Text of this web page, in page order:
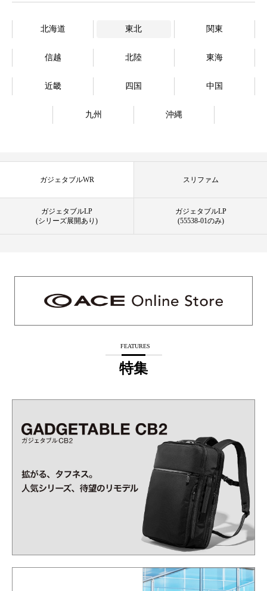
北海道 東北 関東
信越 北陸 東海
近畿 四国 中国
九州 沖縄
ガジェタブルWR スリファム
ガジェタブルLP
(シリーズ展開あり)
ガジェタブルLP
(55538-01のみ)
FEATURES
特集